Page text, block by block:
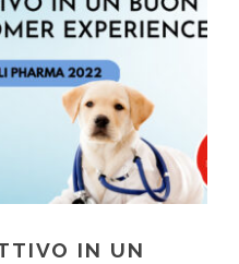
IN UN